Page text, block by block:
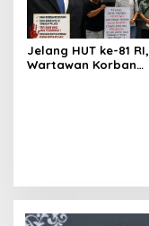
Jelang HUT ke-81 RI,
Wartawan Korban